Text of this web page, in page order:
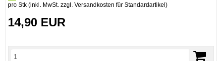
pro Stk (inkl. MwSt. zzgl. Versandkosten für Standardartikel )
14,90 EUR